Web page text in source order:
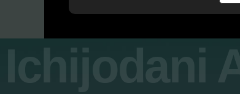
Ichijodani